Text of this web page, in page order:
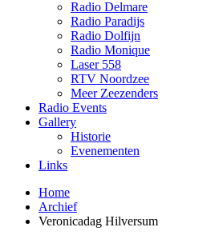
Radio Delmare
Radio Paradijs
Radio Dolfijn
Radio Monique
Laser 558
RTV Noordzee
Meer Zeezenders
Radio Events
Gallery
Historie
Evenementen
Links
Home
Archief
Veronicadag Hilversum